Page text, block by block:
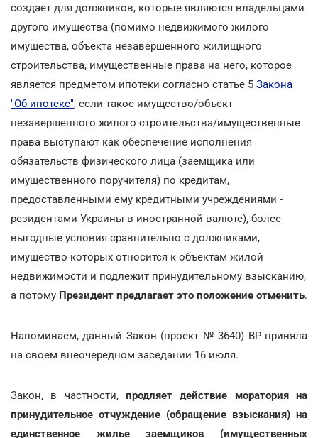
создает для должников, которые являются владельцами
другого имущества (помимо недвижимого жилого
имущества, объекта незавершенного жилищного
строительства, имущественные права на него, которое
является предметом ипотеки согласно статье 5 Закона
"Об ипотеке", если такое имущество/объект
незавершенного жилого строительства/имущественные
права выступают как обеспечение исполнения
обязательств физического лица (заемщика или
имущественного поручителя) по кредитам,
предоставленными ему кредитными учреждениями -
резидентами Украины в иностранной валюте), более
выгодные условия сравнительно с должниками,
имущество которых относится к объектам жилой
недвижимости и подлежит принудительному взысканию,
а потому Президент предлагает это положение отменить.
Напоминаем, данный Закон (проект № 3640) ВР приняла
на своем внеочередном заседании 16 июля.
Закон, в частности, продляет действие моратория на
принудительное отчуждение (обращение взыскания) на
единственное жилье заемщиков (имущественных